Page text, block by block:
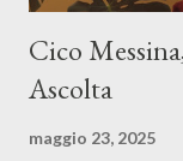
Cico
Ascolta
maggio 23, 2025